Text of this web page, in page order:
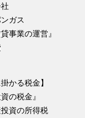
ス
業の運営』
かる税金】
税金』
の所得税